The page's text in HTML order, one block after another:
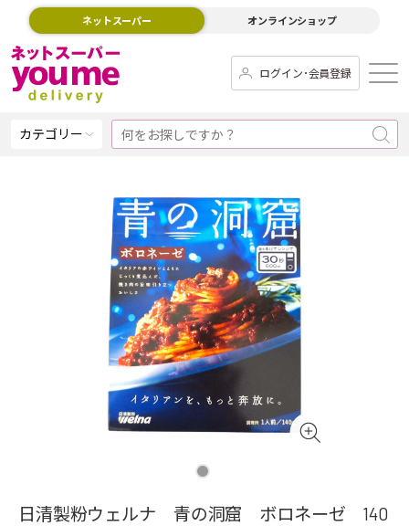
ネットスーパー オンラインショップ
ログイン･会員登録
カテゴリー
日清製粉ウェルナ 青の洞窟 ボロネーゼ 140